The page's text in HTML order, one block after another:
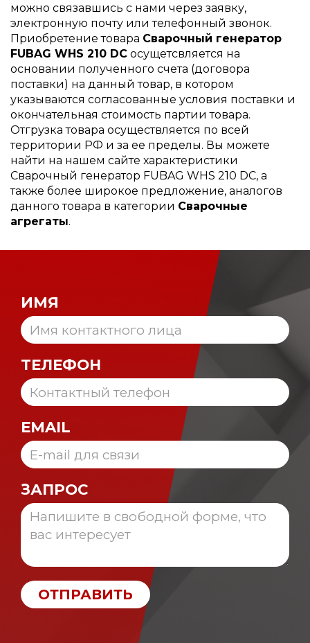
можно связавшись с нами через заявку,
электронную почту или телефонный звонок.
Приобретение товара Сварочный генератор
FUBAG WHS 210 DC осущетсвляется на
основании полученного счета (договора
поставки) на данный товар, в котором
указываются согласованные условия поставки и
окончательная стоимость партии товара.
Отгрузка товара осуществляется по всей
территории РФ и за ее пределы. Вы можете
найти на нашем сайте характеристики
Сварочный генератор FUBAG WHS 210 DC, а
также более широкое предложение, аналогов
данного товара в категории Сварочные
агрегаты.
ИМЯ
ТЕЛЕФОН
EMAIL
ЗАПРОС
ОТПРАВИТЬ